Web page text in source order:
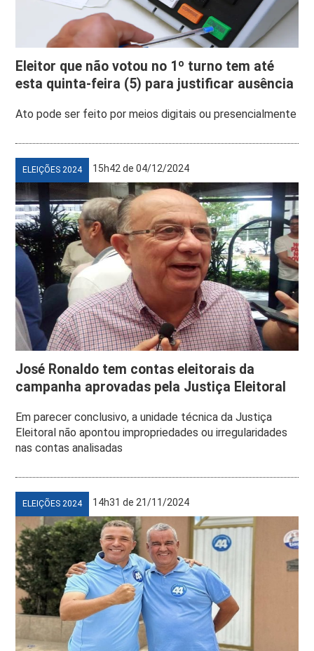
Eleitor que não votou no 1º turno tem até
esta quinta-feira (5) para justificar ausência
Ato pode ser feito por meios digitais ou presencialmente
ELEIÇÕES 2024 15h42 de 04/12/2024
José Ronaldo tem contas eleitorais da
campanha aprovadas pela Justiça Eleitoral
Em parecer conclusivo, a unidade técnica da Justiça
Eleitoral não apontou impropriedades ou irregularidades
nas contas analisadas
ELEIÇÕES 2024 14h31 de 21/11/2024